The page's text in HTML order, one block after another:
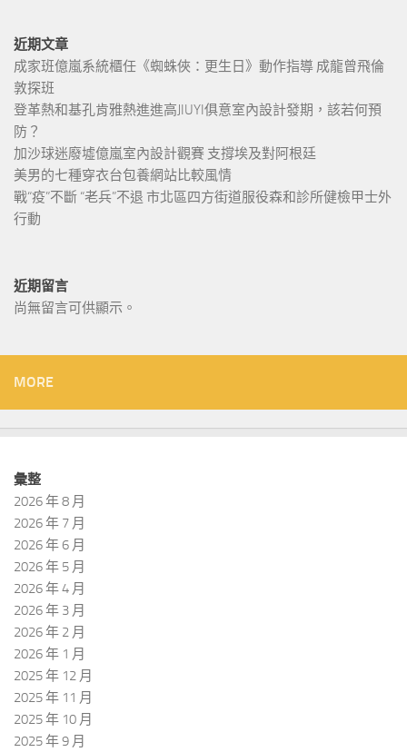
近期文章
成家班億嵐系統櫃任《蜘蛛俠：更生日》動作指導 成龍曾飛倫
敦探班
登革熱和基孔肯雅熱進進高JIUYI俱意室內設計發期，該若何預
防？
加沙球迷廢墟億嵐室內設計觀賽 支撐埃及對阿根廷
美男的七種穿衣台包養網站比較風情
戰“疫”不斷 “老兵”不退 市北區四方街道服役森和診所健檢甲士外
行動
近期留言
尚無留言可供顯示。
MORE
彙整
2026 年 8 月
2026 年 7 月
2026 年 6 月
2026 年 5 月
2026 年 4 月
2026 年 3 月
2026 年 2 月
2026 年 1 月
2025 年 12 月
2025 年 11 月
2025 年 10 月
2025 年 9 月